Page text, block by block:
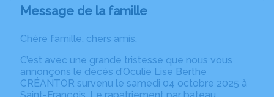
Message de la famille
Chère famille, chers amis,
C’est avec une grande tristesse que nous vous
annonçons le décès d’Oculie Lise Berthe
CRÉANTOR survenu le samedi 04 octobre 2025 à